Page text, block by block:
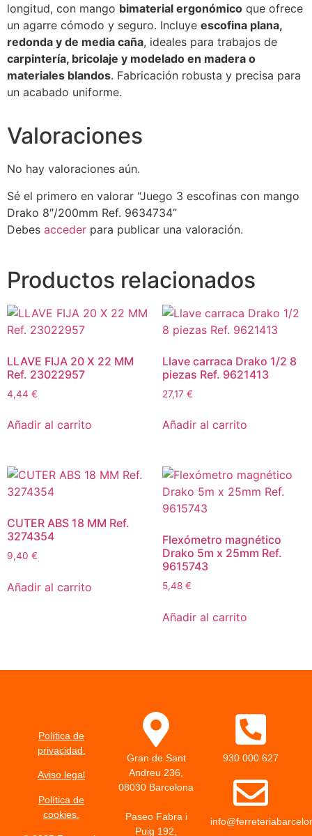
longitud, con mango bimaterial ergonómico que ofrece
un agarre cómodo y seguro. Incluye escofina plana,
redonda y de media caña, ideales para trabajos de
carpintería, bricolaje y modelado en madera o
materiales blandos. Fabricación robusta y precisa para
un acabado uniforme.
Valoraciones
No hay valoraciones aún.
Sé el primero en valorar “Juego 3 escofinas con mango
Drako 8″/200mm Ref. 9634734”
Debes acceder para publicar una valoración.
Productos relacionados
LLAVE FIJA 20 X 22 MM
Ref. 23022957
4,44 €
Añadir al carrito
Llave carraca Drako 1/2 8
piezas Ref. 9621413
27,17 €
Añadir al carrito
CUTER ABS 18 MM Ref.
3274354
9,40 €
Añadir al carrito
Flexómetro magnético
Drako 5m x 25mm Ref.
9615743
5,48 €
Añadir al carrito
Política de
privacidad.
Aviso legal
Política de
cookies.
Gran de Sant
Andreu 236,
08030 Barcelona
Paseo Fabra i
Puig 192,
930 000 627